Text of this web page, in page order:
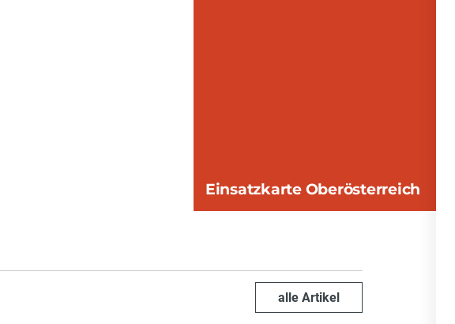
Einsatzkarte Oberösterreich
alle Artikel